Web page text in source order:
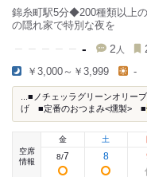
錦糸町駅5分◆200種類以上
の隠れ家で特別な夜を
- 2 人
￥3,000～￥3,999 -
...■ノチェッラグリーンオリ
げ ■定番のおつまみ<燻製> ■
空席
情報
金
8/7
土
8